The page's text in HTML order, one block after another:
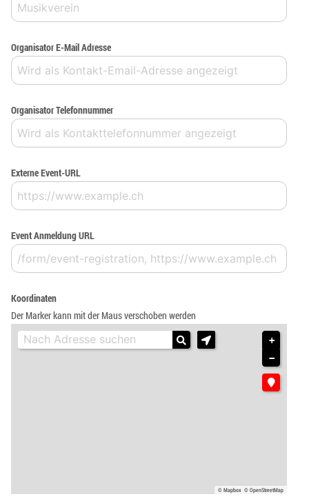
Organisator E-Mail Adresse
Organisator Telefonnummer
Externe Event-URL
Event Anmeldung URL
Koordinaten
Der Marker kann mit der Maus verschoben werden
+
−
© Mapbox © OpenStreetMap